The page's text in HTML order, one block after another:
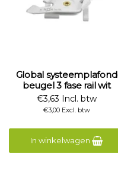
Global systeemplafond
beugel 3 fase rail wit
€3,63 Incl. btw
€3,00 Excl. btw
In winkelwagen